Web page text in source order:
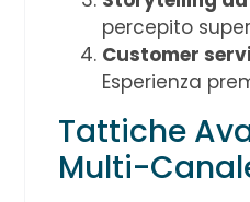
percepito
Customer
Esperienza
Tattiche
Multi-